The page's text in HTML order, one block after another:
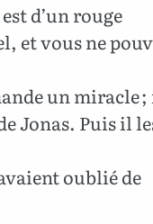
d’un rouge
et vous ne
un miracle
Jonas. Puis il
oublié de